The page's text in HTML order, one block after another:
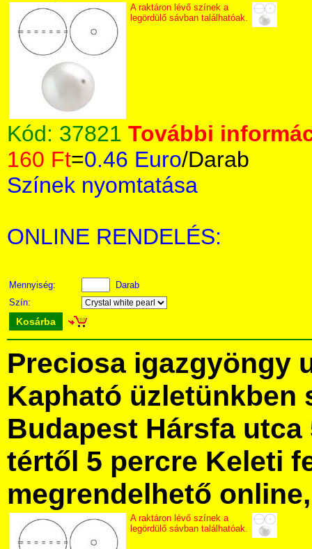
A raktáron lévő színek a
legördülő sávban találhatóak.
Kód: 37821 További
160 Ft=0.46 Euro/Darab
Színek nyomtatása
ONLINE RENDELÉS:
Mennyiség:
Darab
Szín:
Kosárba
Preciosa igazgyöngy
Kapható üzletünkben
Budapest Hársfa utca
tértől 5 percre Keleti
megrendelhető
A raktáron lévő színek a
legördülő sávban találhatóak.